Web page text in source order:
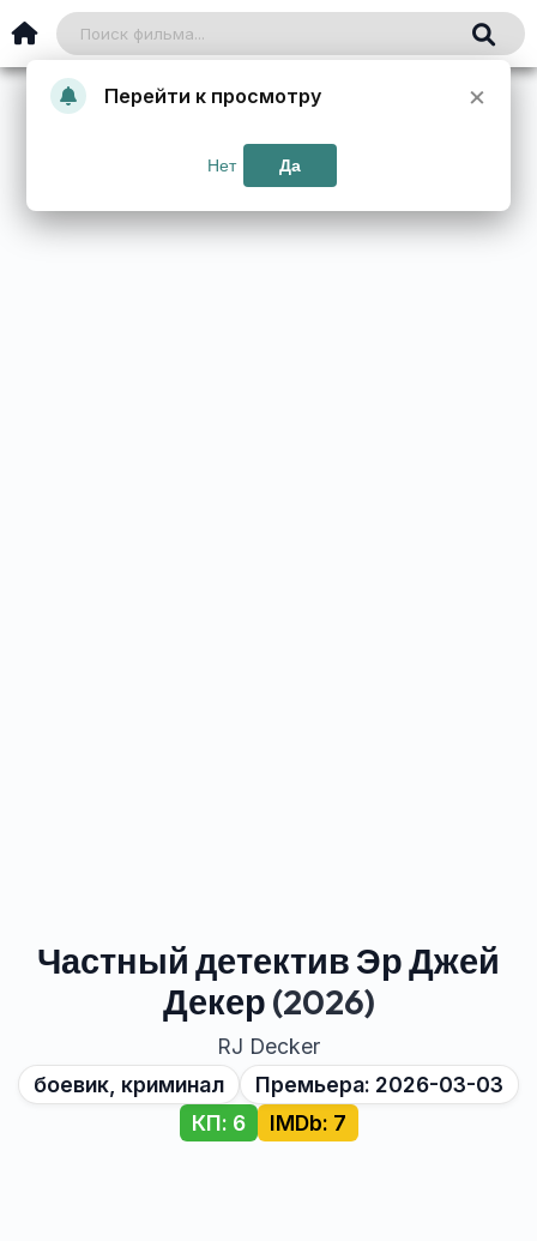
Частный детектив Эр Джей
Декер(2026)
RJ Decker
боевик, криминал
Премьера: 2026-03-03
КП: 6
IMDb: 7
Перейти к просмотру ×
Нет Да